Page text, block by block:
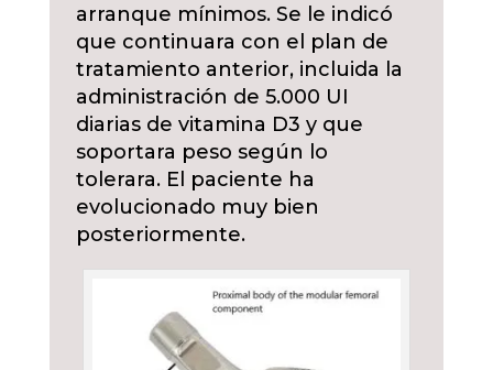
arranque mínimos. Se le indicó
que continuara con el plan de
tratamiento anterior, incluida la
administración de 5.000 UI
diarias de vitamina D3 y que
soportara peso según lo
tolerara. El paciente ha
evolucionado muy bien
posteriormente.